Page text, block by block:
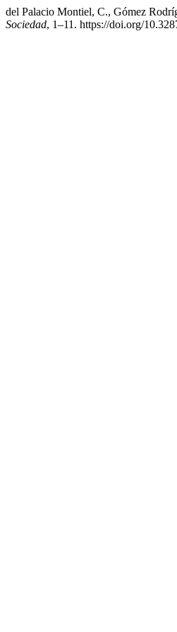
del Palacio Montiel, C., Gómez
Sociedad, 1–11. https://doi.org/